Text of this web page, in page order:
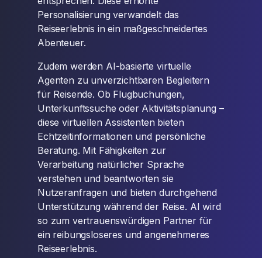
Personalisierung verwandelt das
Reiseerlebnis in ein maßgeschneidertes
Abenteuer.
Zudem werden AI-basierte virtuelle
Agenten zu unverzichtbaren Begleitern
für Reisende. Ob Flugbuchungen,
Unterkunftssuche oder Aktivitätsplanung –
diese virtuellen Assistenten bieten
Echtzeitinformationen und persönliche
Beratung. Mit Fähigkeiten zur
Verarbeitung natürlicher Sprache
verstehen und beantworten sie
Nutzeranfragen und bieten durchgehend
Unterstützung während der Reise. AI wird
so zum vertrauenswürdigen Partner für
ein reibungsloseres und angenehmeres
Reiseerlebnis.